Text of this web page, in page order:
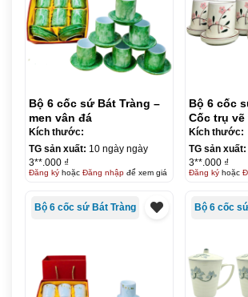
Bộ 6 cốc sứ Bát Tràng –
men vân đá
Kích thước:
TG sản xuất: 10 ngày ngày
3**.000 ₫
Đăng kýhoặc Đăng nhậpđể xem giá
Bộ 6 cốc
Cốc trụ
Kích thước:
TG sản xuất:
3**.000 ₫
Đăng kýhoặc
Bộ 6 cốc sứ Bát Tràng Bộ 6 cốc